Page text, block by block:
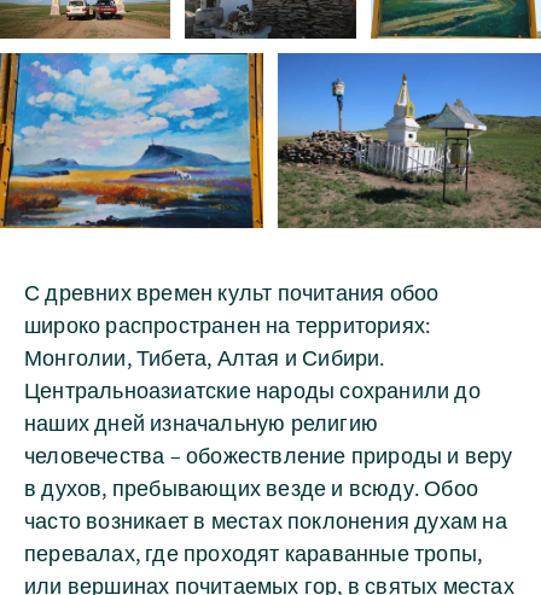
С древних времен культ почитания обоо
широко распространен на территориях:
Монголии, Тибета, Алтая и Сибири.
Центральноазиатские народы сохранили до
наших дней изначальную религию
человечества – обожествление природы и веру
в духов, пребывающих везде и всюду. Обоо
часто возникает в местах поклонения духам на
перевалах, где проходят караванные тропы,
или вершинах почитаемых гор, в святых местах